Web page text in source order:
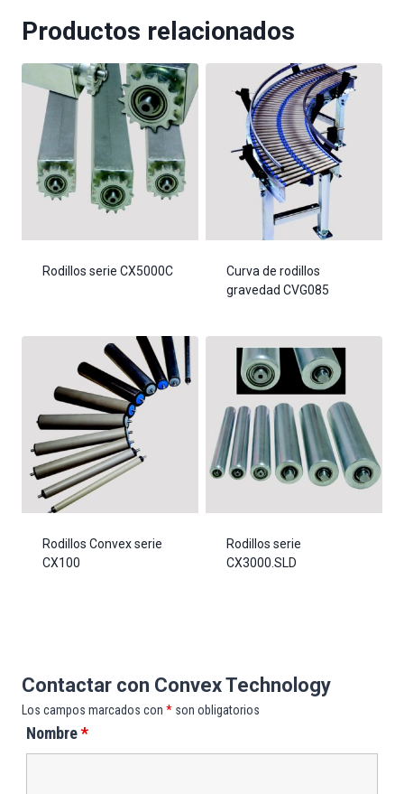
Productos relacionados
Rodillos serie CX5000C
Curva de rodillos
gravedad CVG085
Rodillos Convex serie
CX100
Rodillos serie
CX3000.SLD
Contactar con Convex Technology
Los campos marcados con * son obligatorios
Nombre*